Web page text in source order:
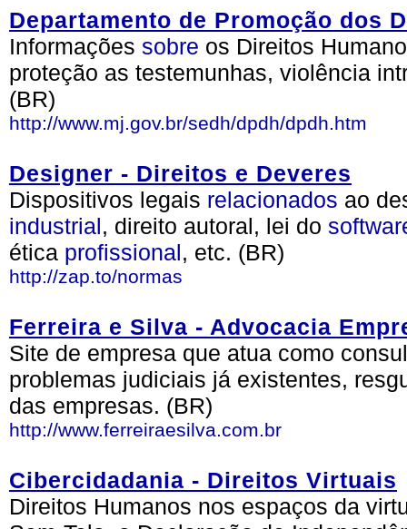
Departamento de Promoção dos
Informações sobre os Direitos
proteção as testemunhas, violência
(BR)
http://www.mj.gov.br/sedh/dpdh/dpdh.htm
Designer - Direitos e Deveres
Dispositivos legais relacionados ao
industrial, direito autoral, lei do
ética profissional, etc. (BR)
http://zap.to/normas
Ferreira e Silva - Advocacia
Site de empresa que atua como
problemas judiciais já existentes,
das empresas. (BR)
http://www.ferreiraesilva.com.br
Cibercidadania - Direitos Virtuais
Direitos Humanos nos espaços da